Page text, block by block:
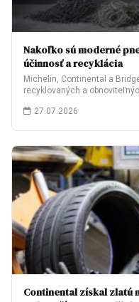
Nakoľko sú moderné
účinnosť a recyklácia
Michelin, Continental a
recyklovaných a
27.07.2026
Continental získal zlatú